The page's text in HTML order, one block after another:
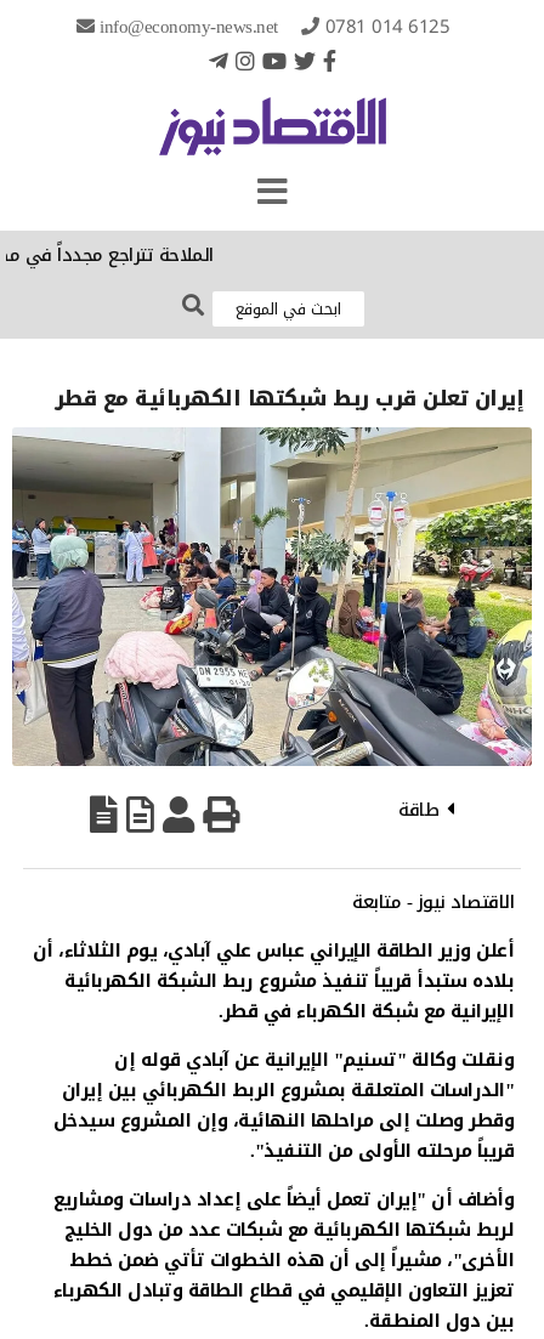
info@economy-news.net 0781 014 6125
الملاحة تتراجع مجدداً في
إيران تعلن قرب ربط شبكتها الكهربائية مع قطر
طاقة
الاقتصاد نيوز - متابعة
أعلن وزير الطاقة الإيراني عباس علي آبادي، يوم الثلاثاء، أن
بلاده ستبدأ قريباً تنفيذ مشروع ربط الشبكة الكهربائية
الإيرانية مع شبكة الكهرباء في قطر.
ونقلت وكالة "تسنيم" الإيرانية عن آبادي قوله إن
"الدراسات المتعلقة بمشروع الربط الكهربائي بين إيران
وقطر وصلت إلى مراحلها النهائية، وإن المشروع سيدخل
قريباً مرحلته الأولى من التنفيذ".
وأضاف أن "إيران تعمل أيضاً على إعداد دراسات ومشاريع
لربط شبكتها الكهربائية مع شبكات عدد من دول الخليج
الأخرى"، مشيراً إلى أن هذه الخطوات تأتي ضمن خطط
تعزيز التعاون الإقليمي في قطاع الطاقة وتبادل الكهرباء
بين دول المنطقة.